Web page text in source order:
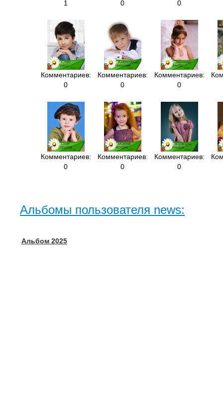
1
0
0
Комментариев:
0
Комментариев:
0
Комментариев:
0
Комментариев:
0
Комментариев:
0
Комментариев:
0
Альбомы пользователя news:
Альбом 2025